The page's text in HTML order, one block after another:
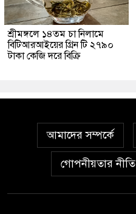
শ্রীমঙ্গলে ১৪তম চা নিলামে
বিটিআরআইয়ের গ্রিন টি ২৭৯০
টাকা কেজি দরে বিক্রি
আমাদের সম্পর্কে
গোপনীয়তার নীতি